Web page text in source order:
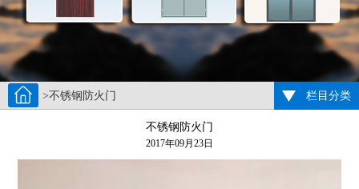
>不锈钢防火门 栏目分类
不锈钢防火门
2017年09月23日